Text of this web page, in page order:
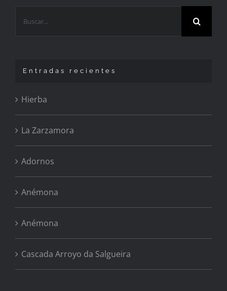
Entradas recientes
Hierba
La Zarzamora
Adornos
Anémona
Anémona
Cascada Arroyo da Salgueira